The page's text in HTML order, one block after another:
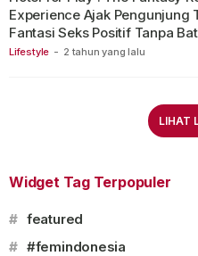
Lifestyle - 2 tahun yang lalu
Experience Ajak Pengunjung
Fantasi Seks Positif Tanpa
Instalasi Seni
LIHAT
Widget Tag Terpopuler
# featured
# #femindonesia